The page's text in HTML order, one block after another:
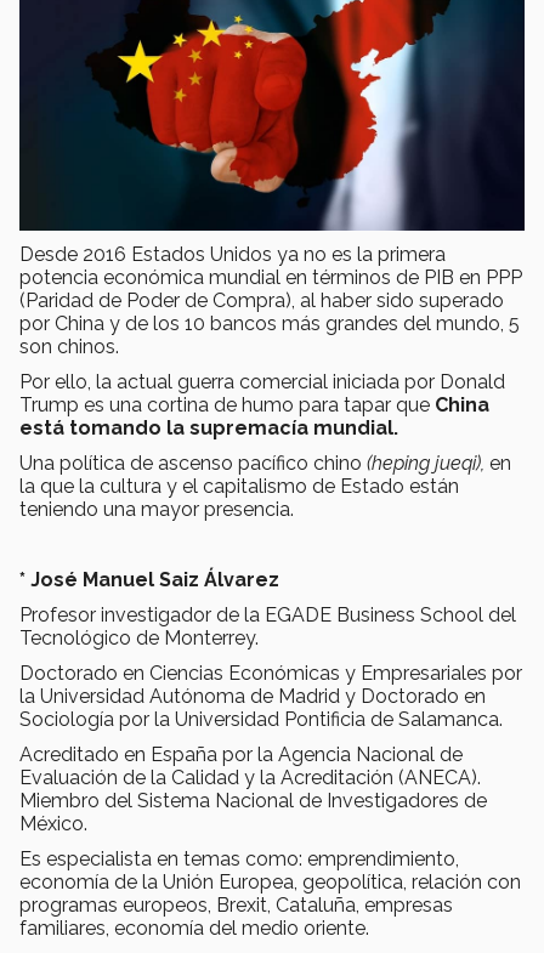
Desde 2016 Estados Unidos ya no es la primera
potencia económica mundial en términos de PIB en PPP
(Paridad de Poder de Compra), al haber sido superado
por China y de los 10 bancos más grandes del mundo, 5
son chinos.
Por ello, la actual guerra comercial iniciada por Donald
Trump es una cortina de humo para tapar que China
está tomando la supremacía mundial.
Una política de ascenso pacífico chino (heping jueqi), en
la que la cultura y el capitalismo de Estado están
teniendo una mayor presencia.
* José Manuel Saiz Álvarez
Profesor investigador de la EGADE Business School del
Tecnológico de Monterrey.
Doctorado en Ciencias Económicas y Empresariales por
la Universidad Autónoma de Madrid y Doctorado en
Sociología por la Universidad Pontificia de Salamanca.
Acreditado en España por la Agencia Nacional de
Evaluación de la Calidad y la Acreditación (ANECA).
Miembro del Sistema Nacional de Investigadores de
México.
Es especialista en temas como: emprendimiento,
economía de la Unión Europea, geopolítica, relación con
programas europeos, Brexit, Cataluña, empresas
familiares, economía del medio oriente.